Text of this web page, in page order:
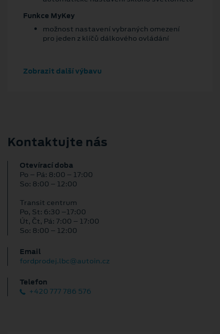
Funkce MyKey
možnost nastavení vybraných omezení
pro jeden z klíčů dálkového ovládání
Zobrazit další výbavu
Kontaktujte nás
Otevírací doba
Po – Pá: 8:00 – 17:00
So: 8:00 – 12:00
Transit centrum
Po, St: 6:30 –17:00
Út, Čt, Pá: 7:00 – 17:00
So: 8:00 – 12:00
Email
fordprodej.lbc@autoin.cz
Telefon
+420 777 786 576